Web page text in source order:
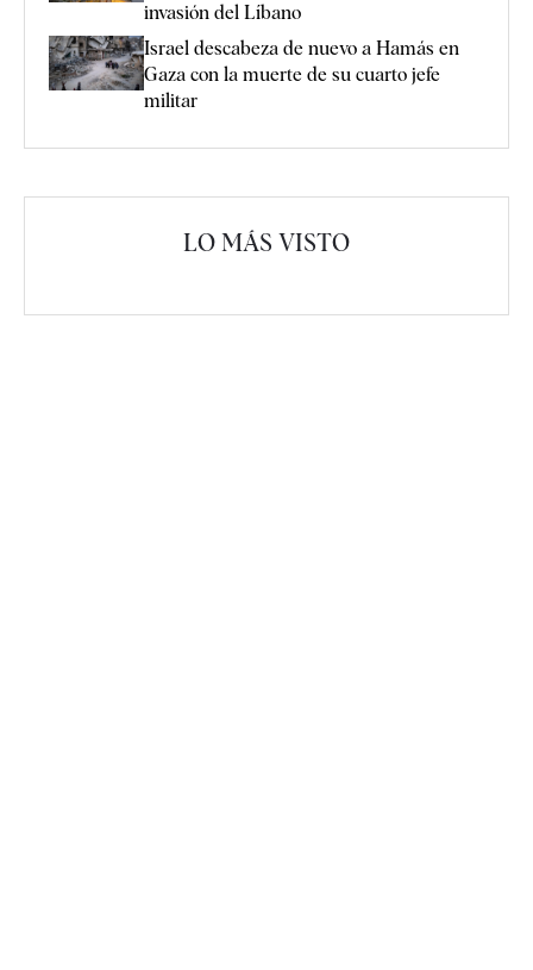
invasión del Líbano
Israel descabeza de nuevo a Hamás en
Gaza con la muerte de su cuarto jefe
militar
LO MÁS VISTO